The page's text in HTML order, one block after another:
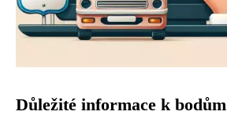
Důležité informace k bodům